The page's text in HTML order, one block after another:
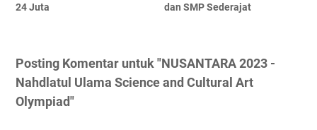
24 Juta
dan SMP Sederajat
Posting Komentar untuk "NUSANTARA 2023 -
Nahdlatul Ulama Science and Cultural Art
Olympiad"